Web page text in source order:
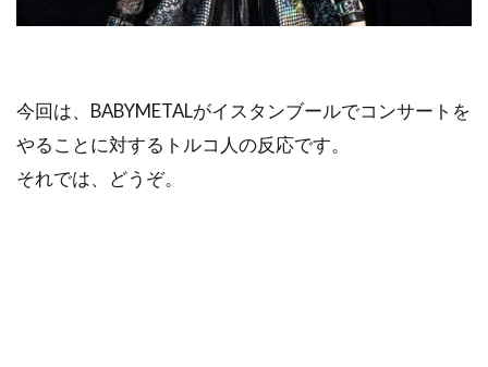
今回は、BABYMETALがイスタンブールでコンサートを
やることに対するトルコ人の反応です。
それでは、どうぞ。